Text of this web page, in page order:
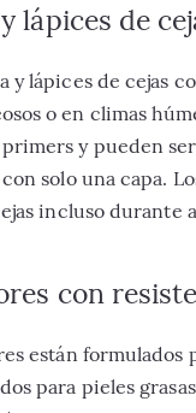
lápices de
y lápices de cejas
o en climas
y pueden
solo una capa.
incluso
con
están
para pieles